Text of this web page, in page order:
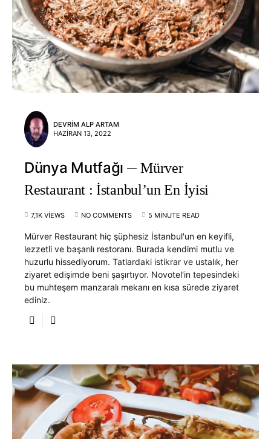
DEVRIM ALP ARTAM
HAZIRAN 13, 2022
Dünya Mutfağı
Mürver
Restaurant : İstanbul’un En İyisi
7,1K VIEWS NO COMMENTS 5 MINUTE READ
Mürver Restaurant hiç şüphesiz İstanbul'un en keyifli,
lezzetli ve başarılı restoranı. Burada kendimi mutlu ve
huzurlu hissediyorum. Tatlardaki istikrar ve ustalık, her
ziyaret edişimde beni şaşırtıyor. Novotel'in tepesindeki
bu muhteşem manzaralı mekanı en kısa sürede ziyaret
ediniz.